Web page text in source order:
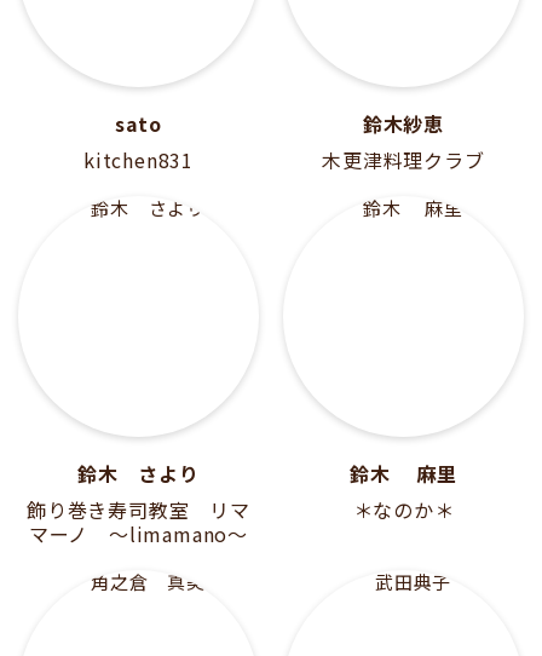
sato
kitchen831
鈴木紗恵
木更津料理クラブ
鈴木 さより
飾り巻き寿司教室 リマ
マーノ ～limamano～
鈴木 麻里
＊なのか＊